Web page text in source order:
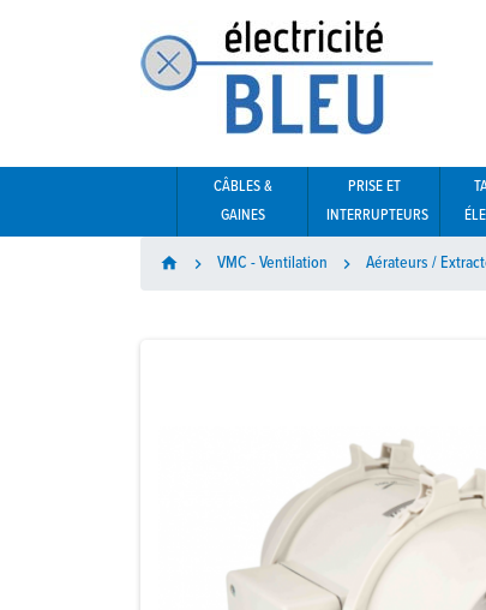
CÂBLES &
GAINES
PRISE ET
INTERRUPTEURS
home  VMC - Ventilation  Aérateurs /